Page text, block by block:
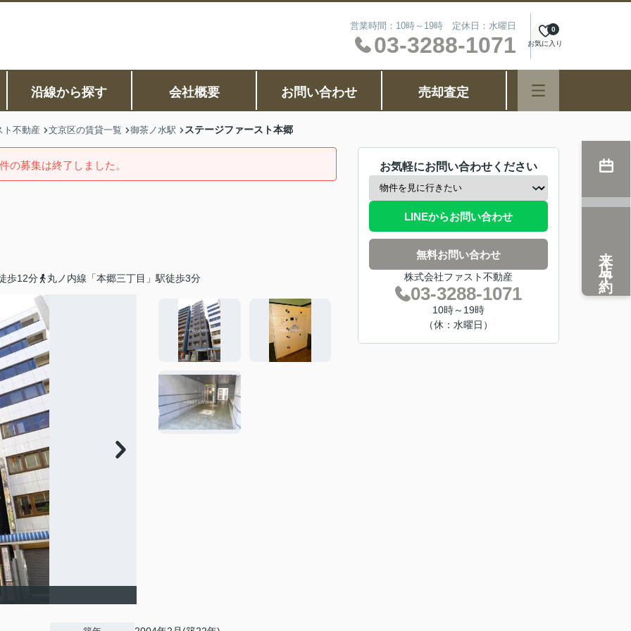
営業時間：10時～19時 定休日：水曜日
03-3288-1071 お気に入り
0
沿線から探す 会社概要 お問い合わせ 売却査定
ト不動産 文京区の賃貸一覧 御茶ノ水駅 ステージファースト本郷
の募集は終了しました。
歩12分 丸ノ内線「本郷三丁目」駅徒歩3分
お気軽にお問い合わせください
LINEからお問い合わせ
無料お問い合わせ
株式会社ファスト不動産
03-3288-1071
10時～19時
（休：水曜日）
来店予約